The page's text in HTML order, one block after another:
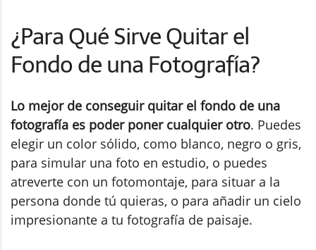
¿Para Qué Sirve Quitar el
Fondo de una Fotografía?
Lo mejor de conseguir quitar el fondo de una
fotografía es poder poner cualquier otro. Puedes
elegir un color sólido, como blanco, negro o gris,
para simular una foto en estudio, o puedes
atreverte con un fotomontaje, para situar a la
persona donde tú quieras, o para añadir un cielo
impresionante a tu fotografía de paisaje.